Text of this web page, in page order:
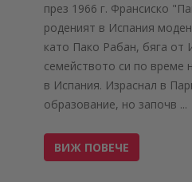
през 1966 г. Франсиско
роденият в Испания
като Пако Рабан, бяга от
семейството си по време
в Испания. Израснал в
образование, но започв ...
ВИЖ ПОВЕЧЕ